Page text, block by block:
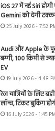
iOS 27 में नई Siri
Gemini को देगी
25 July 2026 - 7:52
Audi और Apple के पूर्व
बग्गी, 100 किमी से
EV
19 July 2026 - 4:48
रेल यात्रियों के लिए
लॉन्च, टिकट बुकिंग
16 July 2026 - 1:45